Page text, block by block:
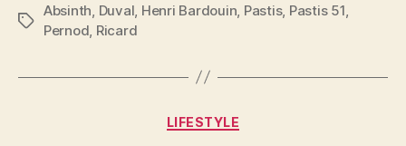
Schlagwörter
Absinth, Duval, Henri Bardouin, Pastis, Pastis 51,
Pernod, Ricard
Kategorien
LIFESTYLE